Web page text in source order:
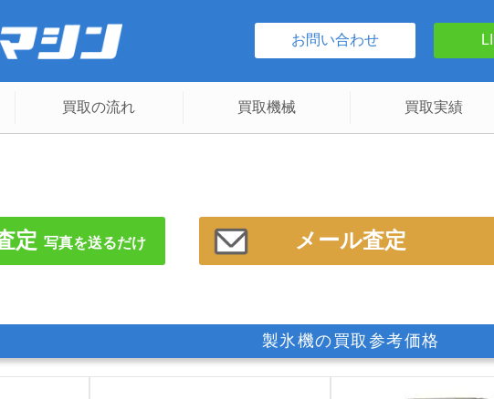
お問い合わせ
買取の流れ 買取機械 買取実績
定 写真を送るだけ メール査定
製氷機の買取参考価格